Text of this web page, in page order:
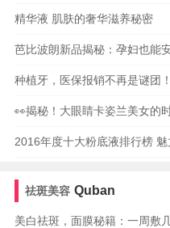
精华液 肌肤的奢华滋养秘密
芭比波朗新品揭秘：孕妇也能
种植牙，医保报销不再是谜团
👀揭秘！大眼睛卡姿兰美女的
2016年度十大粉底液排行榜
祛斑美容 Quban
美白祛斑，面膜秘籍：一周敷